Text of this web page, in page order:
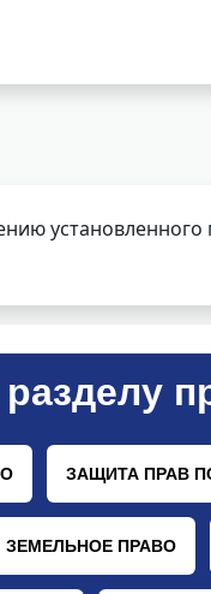
установленного